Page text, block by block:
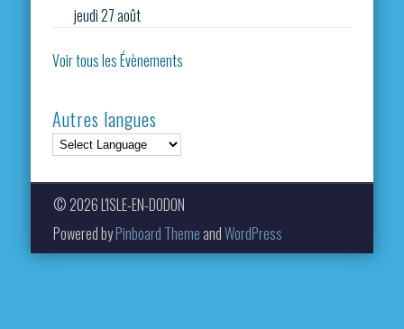
jeudi 27 août
Voir tous les Évènements
Autres langues
© 2026 L'ISLE-EN-DODON
Powered byPinboard Theme andWordPress